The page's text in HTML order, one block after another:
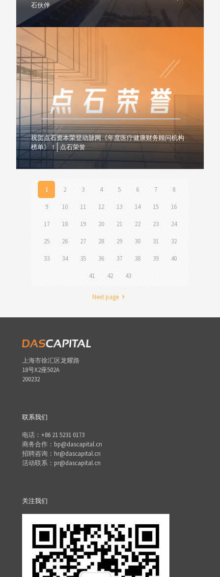
石伙伴
祝贺点石资本荣登动脉网《年度医疗健康财务顾问机构
榜单》！| 点石荣誉
1 2 3 4 5 6 7 8
9 10 11 12 13 14 15 16
17 18 19 20 21 22 23 24
25 26 27 28 29 30 31 32
33 34 35 36 37 38 39 40
41 42 43
Next page
上海市徐汇区龙耀路
18号X2座502A
200232
联系我们
电话：+86 21 5231 0173
商务合作：bp@dascapital.cn
招聘咨询：hr@dascapital.cn
活动联系：pr@dascapital.cn
关注我们